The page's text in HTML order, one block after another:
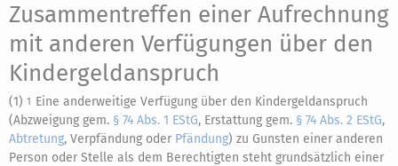
Zusammentreffen einer Aufrechnung
mit anderen Verfügungen über den
Kindergeldanspruch
(1) 1 Eine anderweitige Verfügung über den Kindergeldanspruch
(Abzweigung gem. § 74 Abs. 1 EStG, Erstattung gem. § 74 Abs. 2 EStG,
Abtretung, Verpfändung oder Pfändung) zu Gunsten einer anderen
Person oder Stelle als dem Berechtigten steht grundsätzlich einer